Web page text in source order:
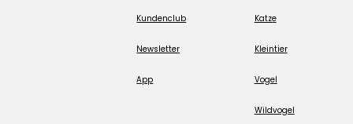
Kundenclub
Newsletter
App
Katze
Kleintier
Vogel
Wildvogel